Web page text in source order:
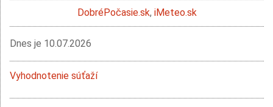
DobréPočasie.sk, iMeteo.sk
Dnes je 10.07.2026
Vyhodnotenie súťaží